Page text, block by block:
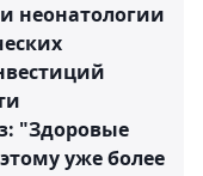
неонатологии
"Здоровые
уже более